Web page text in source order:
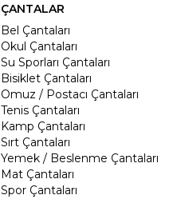
ÇANTALAR
Bel Çantaları
Okul Çantaları
Su Sporları Çantaları
Bisiklet Çantaları
Omuz / Postacı Çantaları
Tenis Çantaları
Kamp Çantaları
Sırt Çantaları
Yemek / Beslenme Çantaları
Mat Çantaları
Spor Çantaları